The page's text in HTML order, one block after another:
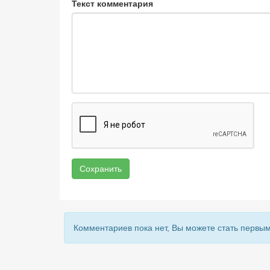
Текст комментария
Сохранить
Комментариев пока нет, Вы можете стать